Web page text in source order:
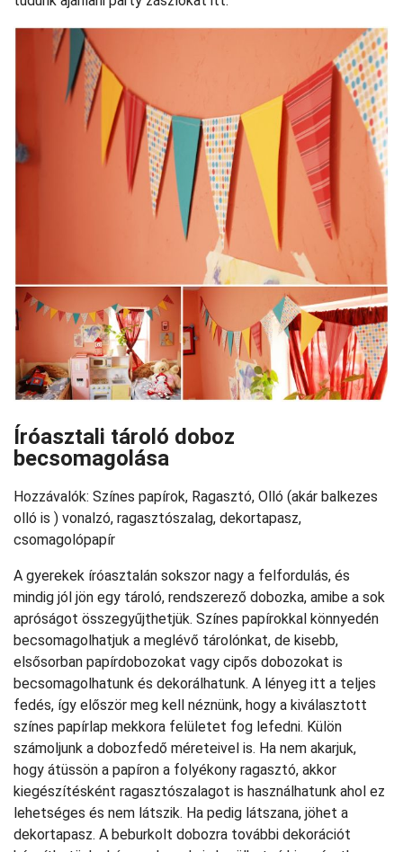
Íróasztali tároló doboz
becsomagolása
Hozzávalók: Színes papírok, Ragasztó, Olló (akár balkezes
olló is ) vonalzó, ragasztószalag, dekortapasz,
csomagolópapír
A gyerekek íróasztalán sokszor nagy a felfordulás, és
mindig jól jön egy tároló, rendszerező dobozka, amibe a sok
apróságot összegyűjthetjük. Színes papírokkal könnyedén
becsomagolhatjuk a meglévő tárolónkat, de kisebb,
elsősorban papírdobozokat vagy cipős dobozokat is
becsomagolhatunk és dekorálhatunk. A lényeg itt a teljes
fedés, így először meg kell néznünk, hogy a kiválasztott
színes papírlap mekkora felületet fog lefedni. Külön
számoljunk a dobozfedő méreteivel is. Ha nem akarjuk,
hogy átüssön a papíron a folyékony ragasztó, akkor
kiegészítésként ragasztószalagot is használhatunk ahol ez
lehetséges és nem látszik. Ha pedig látszana, jöhet a
dekortapasz. A beburkolt dobozra további dekorációt